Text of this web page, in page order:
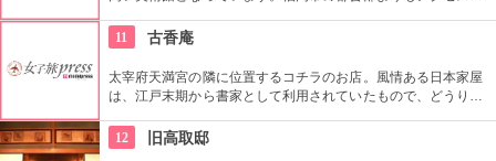
ます。無料ロッカーもあるので、荷物は預けて身軽に美術館を
楽しむことができるので、買い物帰りでも大丈夫です。
11 古香庵
太宰府天満宮の隣に位置するコチラのお店。風情ある日本家屋
は、江戸末期から書家として利用されていたもので、どうりで
でもこっくりとした旨味の「手作り胡麻豆腐」や「茄子の変わ
りしぎ焼き」は絶品とか。
12 旧高取邸